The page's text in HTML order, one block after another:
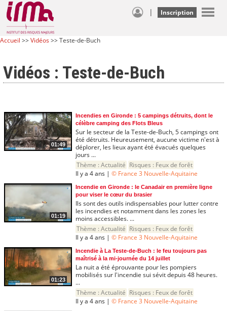
| Inscription
Accueil >>Vidéos>> Teste-de-Buch
Vidéos : Teste-de-Buch
01:49
Incendies en Gironde : 5 campings détruits, dont le
célèbre camping des Flots Bleus
Sur le secteur de la Teste-de-Buch, 5 campings ont
été détruits. Heureusement, aucune victime n'est à
déplorer, les lieux ayant été évacués quelques
jours ...
Thème : Actualité Risques : Feux de forêt
Il y a 4 ans | © France 3 Nouvelle-Aquitaine
01:19
Incendie en Gironde : le Canadair en première ligne
pour viser le cœur du brasier
Ils sont des outils indispensables pour lutter contre
les incendies et notamment dans les zones les
moins accessibles. ...
Thème : Actualité Risques : Feux de forêt
Il y a 4 ans | © France 3 Nouvelle-Aquitaine
01:23
Incendie à La Teste-de-Buch : le feu toujours pas
maîtrisé à la mi-journée du 14 juillet
La nuit a été éprouvante pour les pompiers
mobilisés sur l'incendie sui sévit depuis 48 heures.
...
Thème : Actualité Risques : Feux de forêt
Il y a 4 ans | © France 3 Nouvelle-Aquitaine